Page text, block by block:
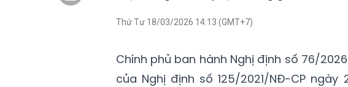
Thứ Tư 18/03/2026 14:13 (GMT+7)
Chính phủ ban hành Nghị định số 76/
của Nghị định số 125/2021/NĐ-CP